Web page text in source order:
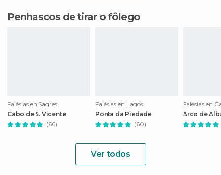
Penhascos de tirar o fôlego
Falésias en Sagres
Cabo de S. Vicente
(66)
Falésias en Lagos
Ponta da Piedade
(60)
Falésias en
Arco de
Ver todos